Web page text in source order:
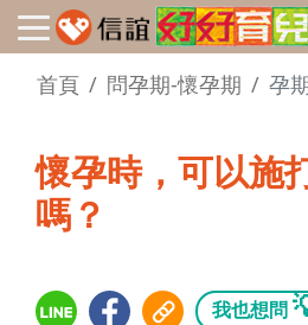
首頁 問孕期-懷孕期 孕
懷孕時，可以施
嗎？
我也想問